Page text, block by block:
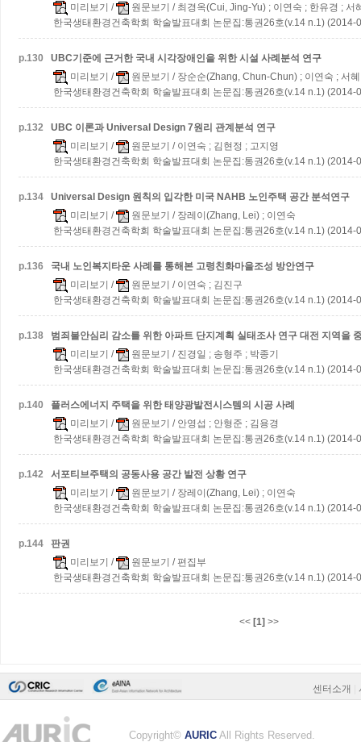
미리보기 / 원문보기 / 최경옥(Cui, Jing-Yu) ; 이연숙 ; 한유경 ; 서
한국생태환경건축학회 학술발표대회 논문집:통권26호(v.14 n.1) (2014-
p.130
UBC기준에 근거한 국내 시각장애인을 위한 시설 사례분석 연구
미리보기 / 원문보기 / 장순순(Zhang, Chun-Chun) ; 이연숙 ; 서
한국생태환경건축학회 학술발표대회 논문집:통권26호(v.14 n.1) (2014-
p.132
UBC 이론과 Universal Design 7원리 관계분석 연구
미리보기 / 원문보기 / 이연숙 ; 김현정 ; 고지영
한국생태환경건축학회 학술발표대회 논문집:통권26호(v.14 n.1) (2014-
p.134
Universal Design 원칙의 입각한 미국 NAHB 노인주택 공간 분석연구
미리보기 / 원문보기 / 장레이(Zhang, Lei) ; 이연숙
한국생태환경건축학회 학술발표대회 논문집:통권26호(v.14 n.1) (2014-
p.136
국내 노인복지타운 사례를 통해본 고령친화마을조성 방안연구
미리보기 / 원문보기 / 이연숙 ; 김진구
한국생태환경건축학회 학술발표대회 논문집:통권26호(v.14 n.1) (2014-
p.138 범죄불안심리 감소를 위한 아파트 단지계획 실태조사 연구 대전 지역을
미리보기 / 원문보기 / 진경일 ; 송형주 ; 박종기
한국생태환경건축학회 학술발표대회 논문집:통권26호(v.14 n.1) (2014-
p.140
플러스에너지 주택을 위한 태양광발전시스템의 시공 사례
미리보기 / 원문보기 / 안영섭 ; 안형준 ; 김용경
한국생태환경건축학회 학술발표대회 논문집:통권26호(v.14 n.1) (2014-
p.142
서포티브주택의 공동사용 공간 발전 상황 연구
미리보기 / 원문보기 / 장레이(Zhang, Lei) ; 이연숙
한국생태환경건축학회 학술발표대회 논문집:통권26호(v.14 n.1) (2014-
p.144
판권
미리보기 / 원문보기 / 편집부
한국생태환경건축학회 학술발표대회 논문집:통권26호(v.14 n.1) (2014-
<< [1] >>
센터소개
Copyright© AURIC All Rights Reserved.